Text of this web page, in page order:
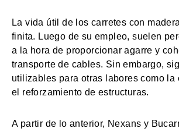
La vida útil de los carretes con
finita. Luego de su empleo, suelen
a la hora de proporcionar agarre y
transporte de cables. Sin embargo,
utilizables para otras labores como la
el reforzamiento de estructuras.
A partir de lo anterior, Nexans y